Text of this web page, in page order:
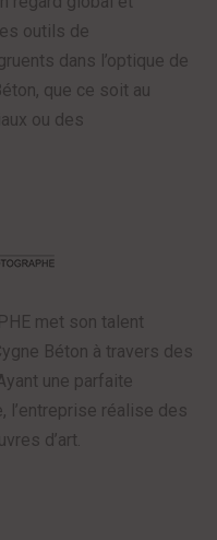
outils de
dans l’optique de
que ce soit au
ou des
met son talent
Béton à travers des
une parfaite
l’entreprise réalise des
d’art.